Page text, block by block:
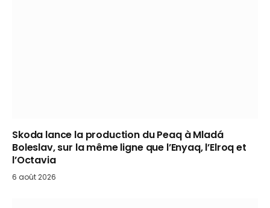
Skoda lance la production du Peaq à Mladá
Boleslav, sur la même ligne que l’Enyaq, l’Elroq et
l’Octavia
6 août 2026